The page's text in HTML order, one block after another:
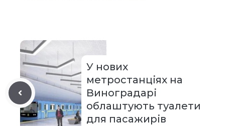
У нових
метростанціях на
Виноградарі
облаштують туалети
для пасажирів